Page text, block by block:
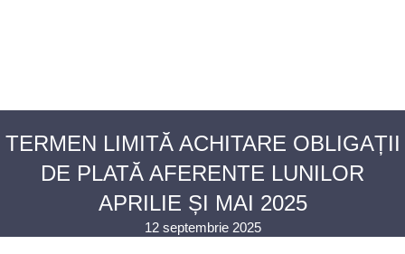
TERMEN LIMITĂ ACHITARE OBLIGAȚII
DE PLATĂ AFERENTE LUNILOR
APRILIE ȘI MAI 2025
12 septembrie 2025